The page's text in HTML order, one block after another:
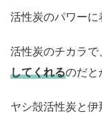
活性炭のパワーに
活性炭のチカラで、
してくれるのだと
ヤシ殻活性炭と